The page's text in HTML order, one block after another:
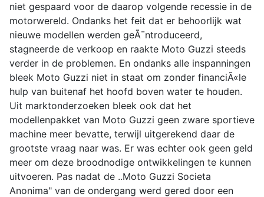
niet gespaard voor de daarop volgende recessie in de
motorwereld. Ondanks het feit dat er behoorlijk wat
nieuwe modellen werden geÃ¯ntroduceerd,
stagneerde de verkoop en raakte Moto Guzzi steeds
verder in de problemen. En ondanks alle inspanningen
bleek Moto Guzzi niet in staat om zonder financiÃ«le
hulp van buitenaf het hoofd boven water te houden.
Uit marktonderzoeken bleek ook dat het
modellenpakket van Moto Guzzi geen zware sportieve
machine meer bevatte, terwijl uitgerekend daar de
grootste vraag naar was. Er was echter ook geen geld
meer om deze broodnodige ontwikkelingen te kunnen
uitvoeren. Pas nadat de ..Moto Guzzi Societa
Anonima" van de ondergang werd gered door een